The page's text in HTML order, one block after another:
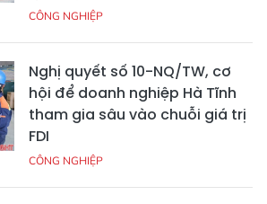
CÔNG NGHIỆP
Nghị quyết số 10-NQ/TW, cơ
hội để doanh nghiệp Hà Tĩnh
tham gia sâu vào chuỗi giá trị
FDI
CÔNG NGHIỆP